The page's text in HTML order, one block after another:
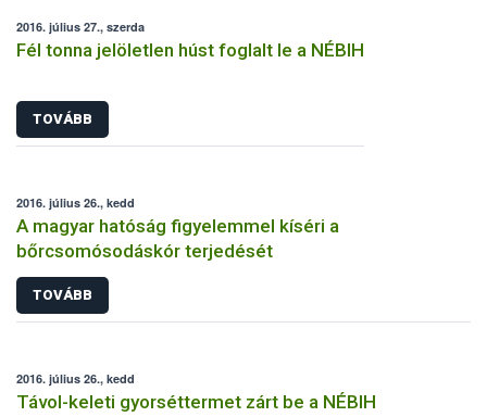
2016. július 27., szerda
Fél tonna jelöletlen húst foglalt le a NÉBIH
TOVÁBB
2016. július 26., kedd
A magyar hatóság figyelemmel kíséri a
bőrcsomósodáskór terjedését
TOVÁBB
2016. július 26., kedd
Távol-keleti gyorséttermet zárt be a NÉBIH